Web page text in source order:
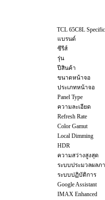
TCL 65C8L
แบรนด์
ซีรีส์
รุ่น
ปีสินค้า
ขนาดหน้าจอ
ประเภทหน้าจอ
Panel Type
ความละเอียด
Refresh Rate
Color Gamut
Local Dimming
HDR
ความสว่างสูงสุด
ระบบประมวลผลภ
ระบบปฏิบัติการ
Google Assistant
IMAX Enhanced